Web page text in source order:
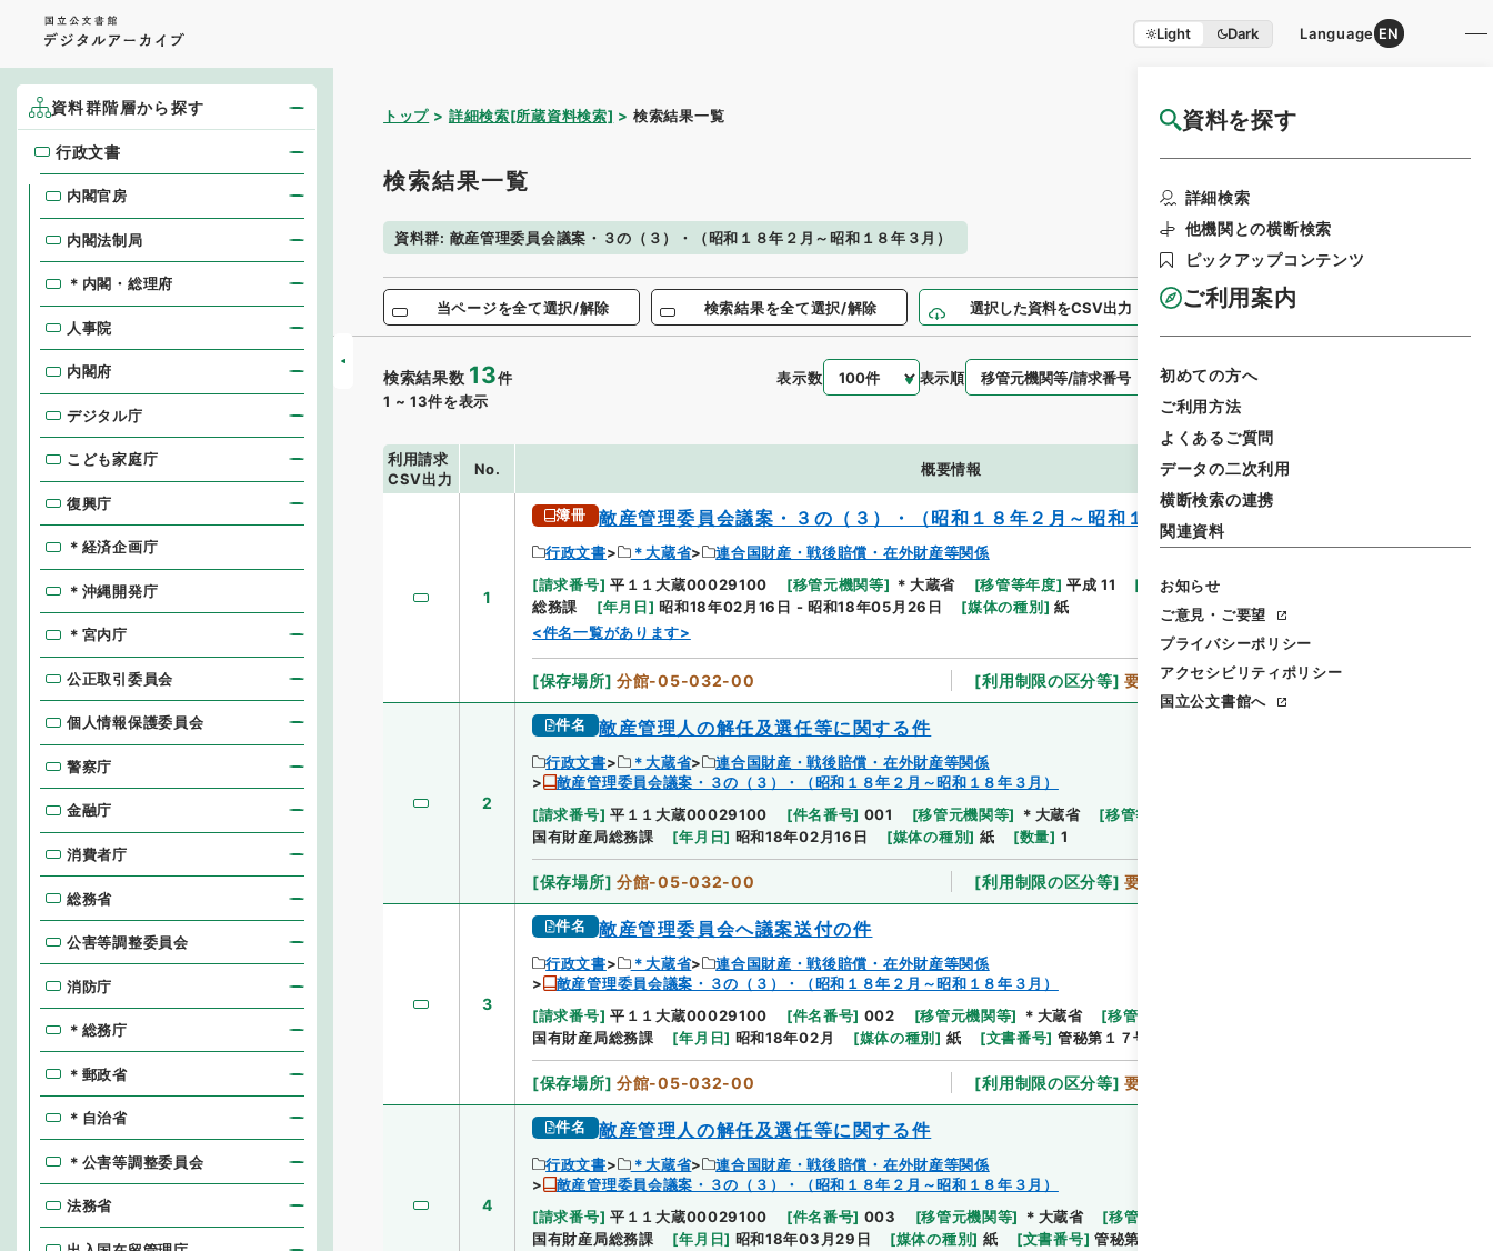
Light Dark Language EN
資料を探す
詳細検索
他機関との横断検索
ピックアップコンテンツ
ご利用案内
初めての方へ
ご利用方法
よくあるご質問
データの二次利用
横断検索の連携
関連資料
お知らせ
ご意見・ご要望
プライバシーポリシー
アクセシビリティポリシー
国立公文書館へ
トップ 詳細検索[所蔵資料検索] 検索結果一覧 国立公文書館HP利用案内
検索結果一覧
資料群: 敵産管理委員会議案・３の（３）・（昭和１８年２月～昭和１８年３月）
当ページを全て選択/解除 検索結果を全て選択/解除 選択した資料をCSV出力 選択した資料を利用請求
検索結果数 13件
1 ~ 13件を表示
表示数 表示順 表示スタイル
利用請求
CSV出力
No. 概要情報
1
簿冊 敵産管理委員会議案・３の（３）・（昭和１８年２月～昭和１８年３月）
行政文書 ＊大蔵省
連合国財産・戦後賠償・在外財産等関係
[請求番号] 平１１大蔵00029100 [移管元機関等] ＊大蔵省 [移管等年度] 平成 11 [ 作成・取得者
総務課
[年月日] 昭和18年02月16日 - 昭和18年05月26日 [媒体の種別 ] 紙
<件名一覧があります>
[保存場所] 分館-05-032-00 [利用制限の区分等] 要審査
2
件名 敵産管理人の解任及選任等に関する件
行政文書 ＊大蔵省
連合国財産・戦後賠償・在外財産等関係
敵産管理委員会議案・３の（３）・（昭和１８年２月～昭和１８年３月）
[請求番号] 平１１大蔵00029100 [件名番号] 001 [移管元機関等] ＊大蔵省 [移管等年度
国有財産局総務課
[年月日] 昭和18年02月16日 [媒体の種別] 紙 [数量] 1
[保存場所] 分館-05-032-00 [利用制限の区分等] 要審査
3
件名 敵産管理委員会へ議案送付の件
行政文書 ＊大蔵省
連合国財産・戦後賠償・在外財産等関係
敵産管理委員会議案・３の（３）・（昭和１８年２月～昭和１８年３月）
[請求番号] 平１１大蔵00029100 [件名番号] 002 [移管元機関等] ＊大蔵省 [移管等年度
国有財産局総務課
[年月日] 昭和18年02月 [媒体の種別] 紙 [文書番号] 管秘第１７号
[保存場所] 分館-05-032-00 [利用制限の区分等] 要審査
4
件名 敵産管理人の解任及選任等に関する件
行政文書 ＊大蔵省
連合国財産・戦後賠償・在外財産等関係
敵産管理委員会議案・３の（３）・（昭和１８年２月～昭和１８年３月）
[請求番号] 平１１大蔵00029100 [件名番号] 003 [移管元機関等] ＊大蔵省 [移管等年度
国有財産局総務課
[年月日] 昭和18年03月29日 [媒体の種別] 紙 [文書番号] 管秘第４２号
資料群階層から探す
行政文書
行政文書
内閣官房
内閣法制局
＊内閣・総理府
人事院
内閣府
デジタル庁
こども家庭庁
復興庁
＊経済企画庁
＊沖縄開発庁
＊宮内庁
公正取引委員会
個人情報保護委員会
警察庁
金融庁
消費者庁
総務省
公害等調整委員会
消防庁
＊総務庁
＊郵政省
＊自治省
＊公害等調整委員会
法務省